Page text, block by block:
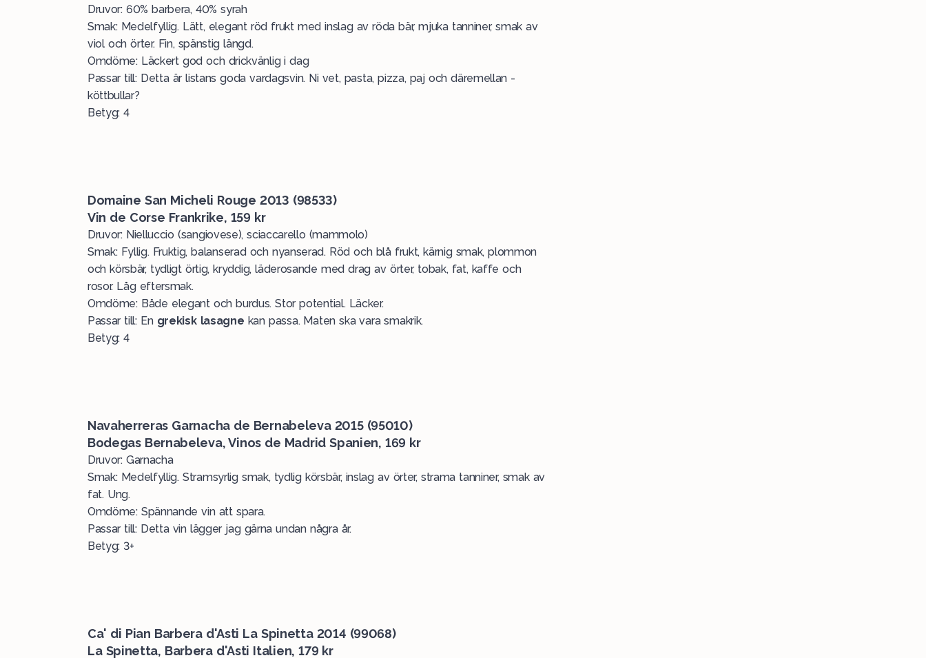
Druvor: 60% barbera, 40% syrah
Smak: Medelfyllig. Lätt, elegant röd frukt med inslag av röda bär, mjuka tanniner, smak av
viol och örter. Fin, spänstig längd.
Omdöme: Läckert god och drickvänlig i dag
Passar till: Detta är listans goda vardagsvin. Ni vet, pasta, pizza, paj och däremellan -
köttbullar?
Betyg: 4
Domaine San Micheli Rouge 2013 (98533)
Vin de Corse Frankrike, 159 kr
Druvor: Nielluccio (sangiovese), sciaccarello (mammolo)
Smak: Fyllig. Fruktig, balanserad och nyanserad. Röd och blå frukt, kärnig smak, plommon
och körsbär, tydligt örtig, kryddig, läderosande med drag av örter, tobak, fat, kaffe och
rosor. Låg eftersmak.
Omdöme: Både elegant och burdus. Stor potential. Läcker.
Passar till: En grekisk lasagne kan passa. Maten ska vara smakrik.
Betyg: 4
Navaherreras Garnacha de Bernabeleva 2015 (95010)
Bodegas Bernabeleva, Vinos de Madrid Spanien, 169 kr
Druvor: Garnacha
Smak: Medelfyllig. Stramsyrlig smak, tydlig körsbär, inslag av örter, strama tanniner, smak av
fat. Ung.
Omdöme: Spännande vin att spara.
Passar till: Detta vin lägger jag gärna undan några år.
Betyg: 3+
Ca' di Pian Barbera d'Asti La Spinetta 2014 (99068)
La Spinetta, Barbera d'Asti Italien, 179 kr